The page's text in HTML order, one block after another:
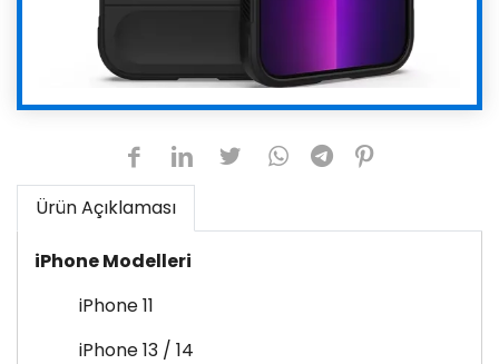
Ürün Açıklaması
iPhone Modelleri
iPhone 11
iPhone 13 / 14